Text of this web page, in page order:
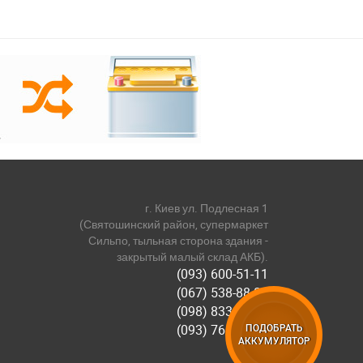
г. Киев ул. Подлесная 1
(Святошинский район, супермаркет
Сильпо, тыльная сторона здания -
закрытый малый склад АКБ).
(093) 600-51-11
(067) 538-88-81
(098) 833-44-55
(093) 768-11-61ПОДОБРАТЬ
АККУМУЛЯТОР